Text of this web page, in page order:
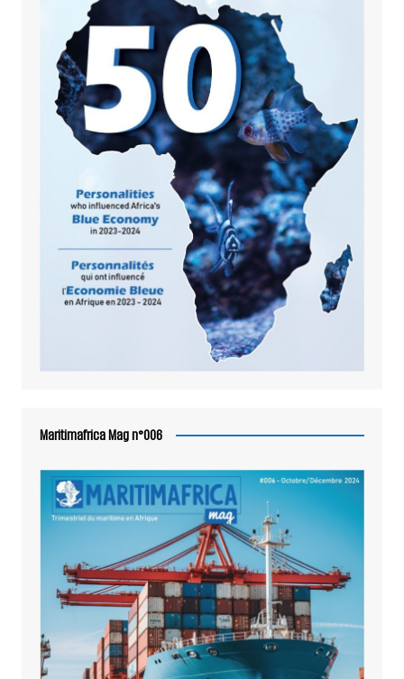
Maritimafrica Mag n°006